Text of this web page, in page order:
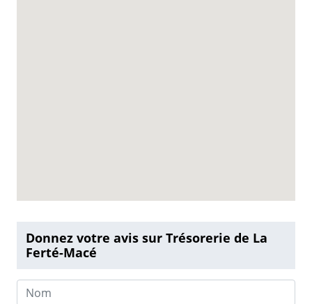
Donnez votre avis sur Trésorerie de La
Ferté-Macé